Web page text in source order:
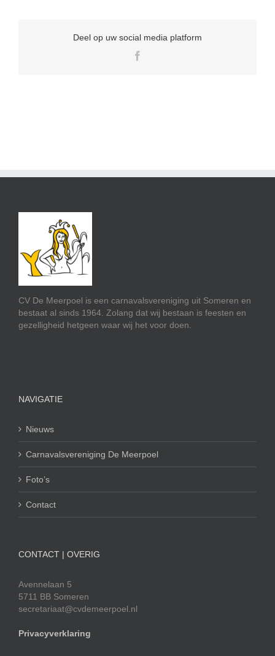
Deel op uw social media platform
CV De Meerpoel is een carnavalsvereniging uit Someren en
bestaat al sinds 1964. Zolang dat wij bestaan is feesten en
gezelligheid hetgeen waar wij het voor doen.
NAVIGATIE
Nieuws
Carnavalsvereniging De Meerpoel
Foto’s
Contact
CONTACT | OVERIG
Avennelaan 5
5711 BB Someren
secretariaat@cvdemeerpoel.nl
Privacyverklaring